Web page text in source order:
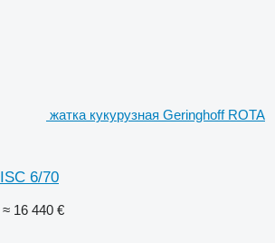
жатка кукурузная Geringhoff ROTA
6/70
≈ 16 440 €